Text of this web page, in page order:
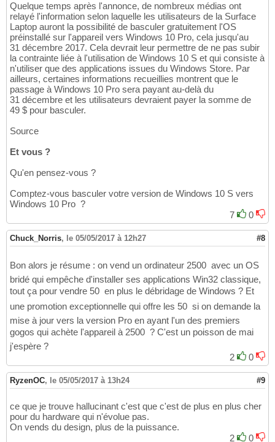
Quelque temps après l'annonce, de nombreux médias ont
relayé l'information selon laquelle les utilisateurs de la Surface
Laptop auront la possibilité de basculer gratuitement l'OS
préinstallé sur l'appareil vers Windows 10 Pro, cela jusqu'au
31 décembre 2017. Cela devrait leur permettre de ne pas subir
la contrainte liée à l'utilisation de Windows 10 S et qui consiste à
n'utiliser que des applications issues du Windows Store. Par
ailleurs, certaines informations recueillies montrent que le
passage à Windows 10 Pro sera payant au-delà du
31 décembre et les utilisateurs devraient payer la somme de
49 $ pour basculer.
Source
Et vous ?
Qu'en pensez-vous ?
Comptez-vous basculer votre version de Windows 10 S vers
Windows 10 Pro ?
7
0
Chuck_Norris, le 05/05/2017 à 12h27 #8
Bon alors je résume : on vend un ordinateur 2500  avec un OS
bridé qui empêche d'installer ses applications Win32 classique,
tout ça pour vendre 50  en plus le débridage de Windows ? Et
une promotion exceptionnelle qui offre les 50  si on demande la
mise à jour vers la version Pro en ayant l'un des premiers
gogos qui achète l'appareil à 2500  ? C'est un poisson de mai
j'espère ?
2
0
RyzenOC, le 05/05/2017 à 13h24 #9
ce que je trouve hallucinant c'est que c'est de plus en plus cher
pour du hardware qui n'évolue pas.
On vends du design, plus de la puissance.
2
0